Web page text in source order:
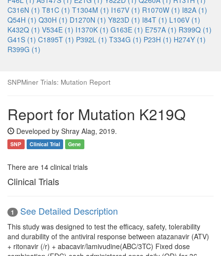
C316N (1) T81C (1) T1304M (1) I167V (1) R1070W (1) I82A (1)
Q54H (1) Q30H (1) D1270N (1) Y823D (1) I84T (1) L106V (1)
K432Q (1) V534E (1) I1370K (1) G163E (1) E757A (1) R399Q (1)
G41S (1) C1895T (1) P392L (1) T334G (1) P23H (1) H274Y (1)
R399G (1)
SNPMiner Trials: Mutation Report
Report for Mutation K219Q
Developed by Shray Alag, 2019.
SNP Clinical Trial Gene
There are 14 clinical trials
Clinical Trials
1 See Detailed Description
This study was designed to test the efficacy, safety, tolerability
and durability of the antiviral response between atazanavir (ATV)
+ ritonavir (/r) + abacavir/lamivudine(ABC/3TC) Fixed dose